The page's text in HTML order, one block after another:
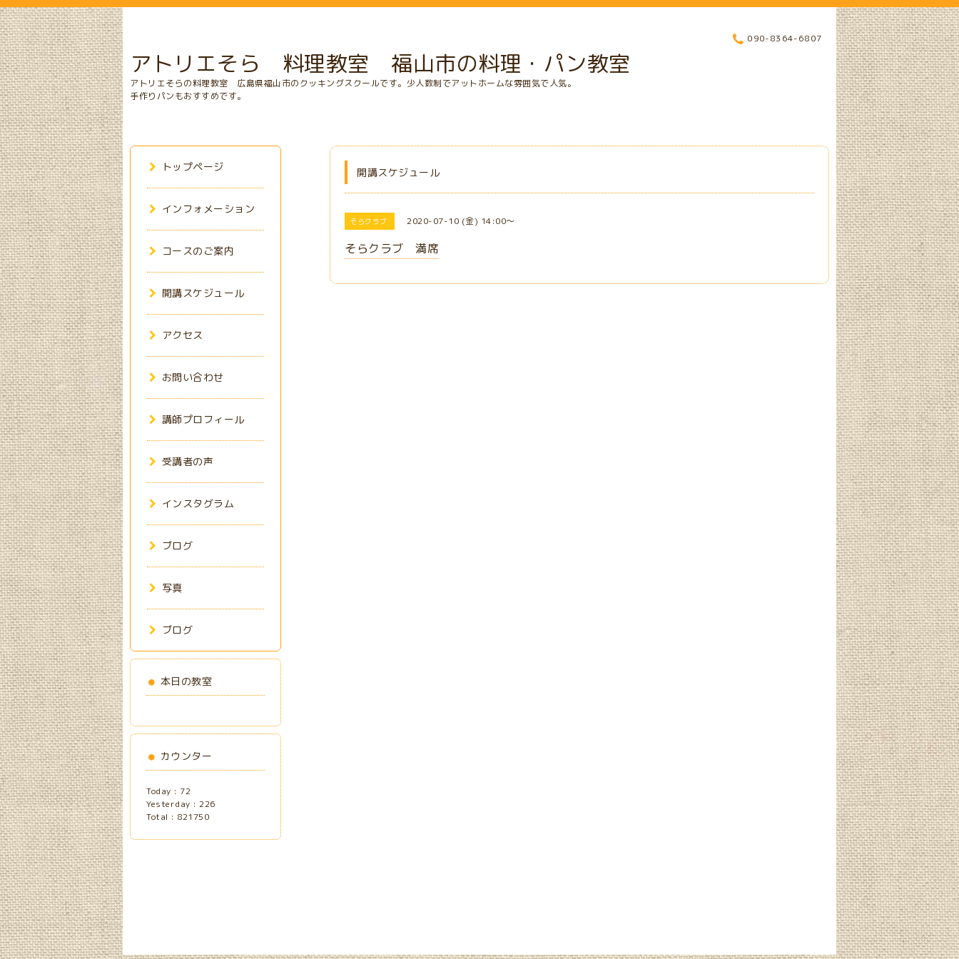
アトリエそら 料理教室 福山市の料理・パン教室
アトリエそらの料理教室 広島県福山市のクッキングスクールです。少人数制でアットホームな雰囲気で人気。
手作りパンもおすすめです。
090-8364-6807
開講スケジュール
そらクラブ 2020-07-10 (金) 14:00～
そらクラブ 満席
トップページ
インフォメーション
コースのご案内
開講スケジュール
アクセス
お問い合わせ
講師プロフィール
受講者の声
インスタグラム
ブログ
写真
ブログ
本日の教室
カウンター
Today : 72
Yesterday : 226
Total : 821750